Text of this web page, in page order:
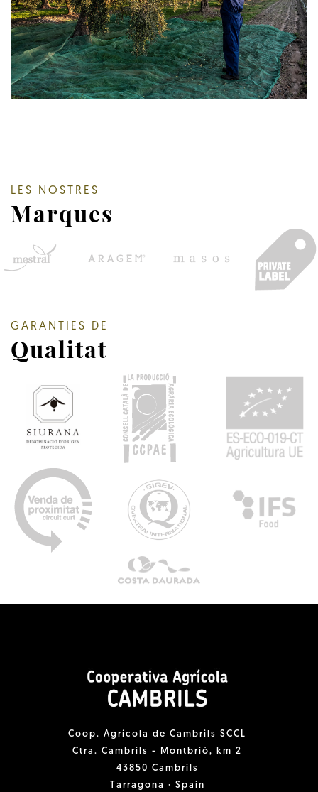
LES NOSTRES
Marques
GARANTIES DE
Qualitat
Coop. Agrícola de Cambrils SCCL
Ctra. Cambrils - Montbrió, km 2
43850 Cambrils
Tarragona · Spain